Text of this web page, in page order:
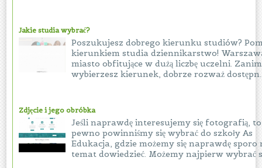
Jakie studia wybrać?
Poszukujesz dobrego kierunku studiów?
kierunkiem studia dziennikarstwo!
miasto obfitujące w dużą liczbę uczelni.
wybierzesz kierunek, dobrze rozważ
Zdjęcie i jego obróbka
Jeśli naprawdę interesujemy się fotografią,
pewno powinniśmy się wybrać do szkoły As
Edukacja, gdzie możemy się naprawdę sporo
temat dowiedzieć. Możemy najpierw wybrać